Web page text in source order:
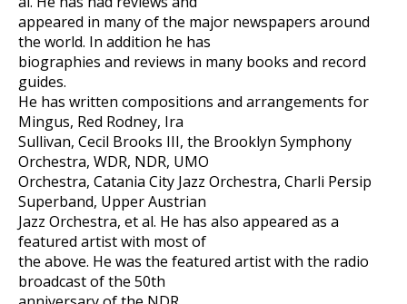
appeared in many of the major newspapers around
the world. In addition he has
biographies and reviews in many books and record
guides.
He has written compositions and arrangements for
Mingus, Red Rodney, Ira
Sullivan, Cecil Brooks III, the Brooklyn Symphony
Orchestra, WDR, NDR, UMO
Orchestra, Catania City Jazz Orchestra, Charli Persip
Superband, Upper Austrian
Jazz Orchestra, et al. He has also appeared as a
featured artist with most of
the above. He was the featured artist with the radio
broadcast of the 50th